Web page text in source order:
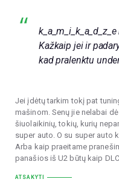
Kažkaip jei ir
kad pralenktu
Jei įdėtų tarkim tokį pat
mašinom. Senų jie nelabai
šiuolaikinių, tokių, kurių
super auto. O su super auto
Arba kaip praeitame
panašios iš U2 būtų kaip
ATSAKYTI